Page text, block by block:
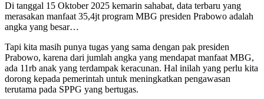
Di tanggal 15 Oktober 2025 kemarin sahabat, data terbaru yang
merasakan manfaat 35,4jt program MBG presiden Prabowo adalah
angka yang besar…
Tapi kita masih punya tugas yang sama dengan pak presiden
Prabowo, karena dari jumlah angka yang mendapat manfaat MBG,
ada 11rb anak yang terdampak keracunan. Hal inilah yang perlu kita
dorong kepada pemerintah untuk meningkatkan pengawasan
terutama pada SPPG yang bertugas.